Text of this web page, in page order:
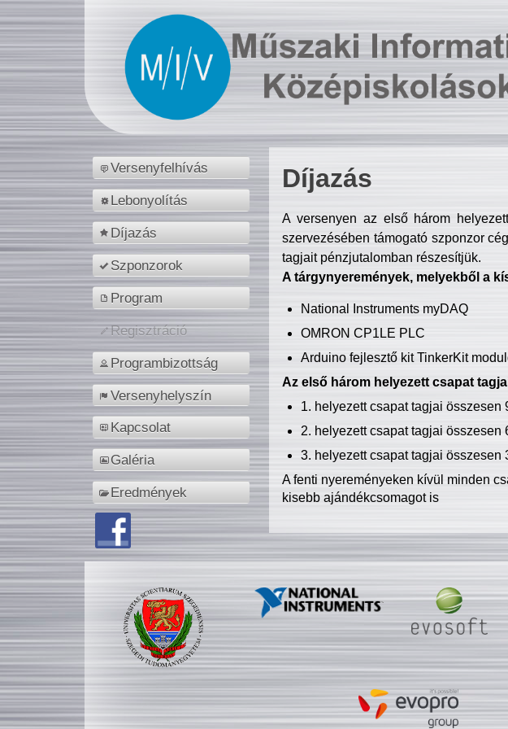
Versenyfelhívás
Lebonyolítás
Díjazás
Szponzorok
Program
Regisztráció
Programbizottság
Versenyhelyszín
Kapcsolat
Galéria
Eredmények
Díjazás
A versenyen az első három
szervezésében támogató szponzor
tagjait pénzjutalomban részesítjük.
A tárgynyeremények, melyekből a
National Instruments myDAQ
OMRON CP1LE PLC
Arduino fejlesztő kit TinkerKit
Az első három helyezett csapat
1. helyezett csapat tagjai
2. helyezett csapat tagjai
3. helyezett csapat tagjai
A fenti nyereményeken kívül minden
kisebb ajándékcsomagot is